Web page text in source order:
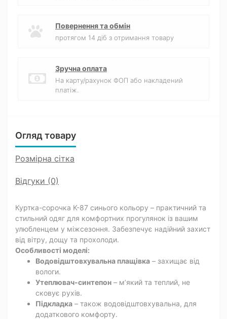
Повернення та обмін
протягом 14 діб з отримання товару
Зручна оплата
На карту/рахунок ФОП або накладений
платіж.
Огляд товару
Розмірна сітка
Відгуки (0)
Куртка-сорочка K-87 синього кольору – практичний та
стильний одяг для комфортних прогулянок із вашим
улюбленцем у міжсезоння. Забезпечує надійний захист
від вітру, дощу та прохолоди.
Особливості моделі:
Водовідштовхувальна плащівка – захищає від
вологи.
Утеплювач-синтепон – м’який та теплий, не
сковує рухів.
Підкладка – також водовідштовхувальна, для
додаткового комфорту.